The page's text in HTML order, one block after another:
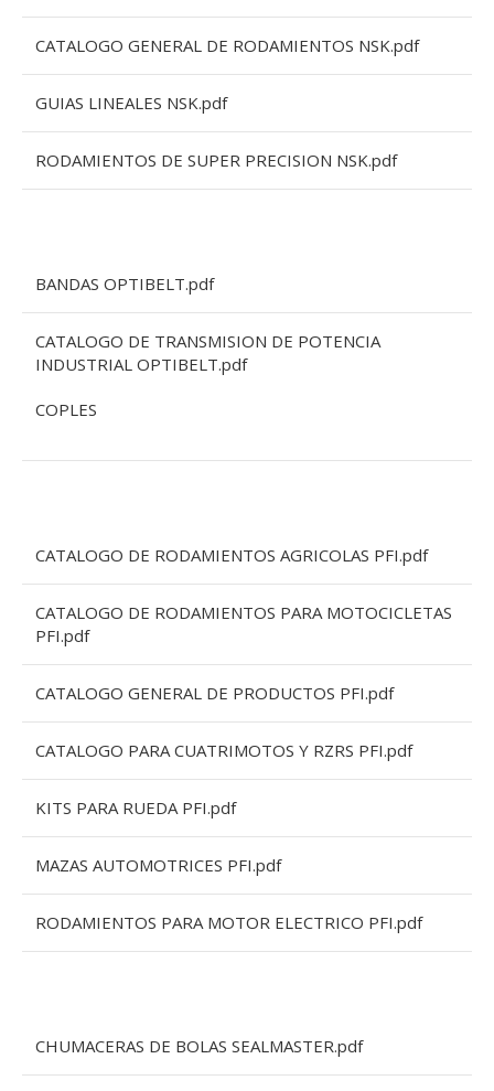
CATALOGO GENERAL DE RODAMIENTOS NSK.pdf
GUIAS LINEALES NSK.pdf
RODAMIENTOS DE SUPER PRECISION NSK.pdf
BANDAS OPTIBELT.pdf
CATALOGO DE TRANSMISION DE POTENCIA
INDUSTRIAL OPTIBELT.pdf
COPLES
CATALOGO DE RODAMIENTOS AGRICOLAS PFI.pdf
CATALOGO DE RODAMIENTOS PARA MOTOCICLETAS
PFI.pdf
CATALOGO GENERAL DE PRODUCTOS PFI.pdf
CATALOGO PARA CUATRIMOTOS Y RZRS PFI.pdf
KITS PARA RUEDA PFI.pdf
MAZAS AUTOMOTRICES PFI.pdf
RODAMIENTOS PARA MOTOR ELECTRICO PFI.pdf
CHUMACERAS DE BOLAS SEALMASTER.pdf